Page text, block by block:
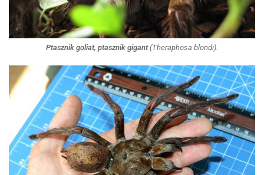
Ptasznik goliat, ptasznik gigant(Theraphosa blondi).